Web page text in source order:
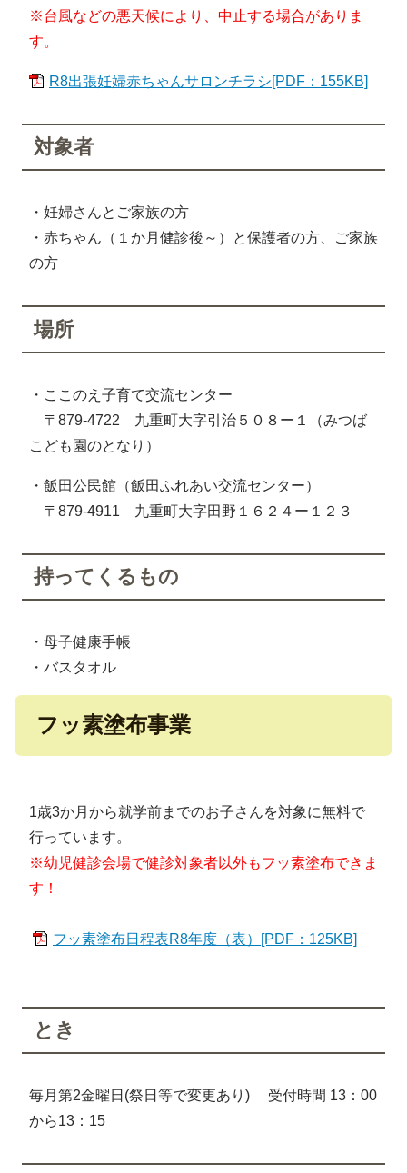
※台風などの悪天候により、中止する場合がありま
す。
R8出張妊婦赤ちゃんサロンチラシ[PDF：155KB]
対象者
・妊婦さんとご家族の方
・赤ちゃん（１か月健診後～）と保護者の方、ご家族
の方
場所
・ここのえ子育て交流センター
〒879-4722 九重町大字引治５０８ー１（みつば
こども園のとなり）
・飯田公民館（飯田ふれあい交流センター）
〒879-4911 九重町大字田野１６２４ー１２３
持ってくるもの
・母子健康手帳
・バスタオル
フッ素塗布事業
1歳3か月から就学前までのお子さんを対象に無料で
行っています。
※幼児健診会場で健診対象者以外もフッ素塗布できま
す！
フッ素塗布日程表R8年度（表）[PDF：125KB]
とき
毎月第2金曜日(祭日等で変更あり) 受付時間 13：00
から13：15